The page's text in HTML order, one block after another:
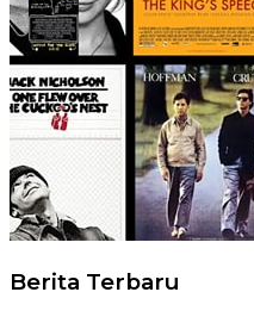
Berita Terbaru